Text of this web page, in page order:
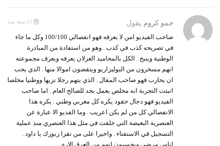
حمو كروم يقول
صاحب الفيديو امن لا يعرفه فهو انفصالي 100/100 وكل ما جاء
في تصريحه كذب في كذب . وهو من استفادة من المبادرة
الوطنية وينبح . الكل بالمحاميد الغزلان يعرفه ويعرف مجموعته
انهم مسخرون من البوليزاريو ويتقضون اموالا منها . الذي يجب
ان يحارب فهو صاحب المقال . الذي يتهم رجلا نزيها ووطنيا مخلصا
اتبثت التجربة انه مخلص يعمل بجد للصالح العام . اما صاحب
الفيديو فهو دجال حقود يكره كل مغربي وطني . يكره هذا
الانفصالي كل من لم يكن اعريب . وما الفديو الا عبارة عن
العنصرية البغيضة التي خلقت في مثل هذا العنصري منذ عملية
التسجيل في الاستفتاء . واخيرا على من تقرا زبورك يا داود .
اناس مرضى ويحسبون انهم من العرق الاري .